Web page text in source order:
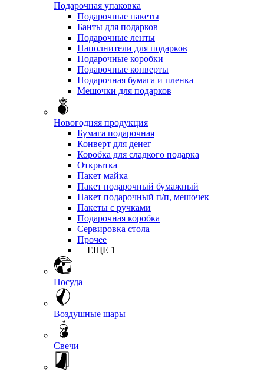
Подарочная упаковка
Подарочные пакеты
Банты для подарков
Подарочные ленты
Наполнители для подарков
Подарочные коробки
Подарочные конверты
Подарочная бумага и пленка
Мешочки для подарков
Новогодняя продукция
Бумага подарочная
Конверт для денег
Коробка для сладкого подарка
Открытка
Пакет майка
Пакет подарочный бумажный
Пакет подарочный п/п, мешочек
Пакеты с ручками
Подарочная коробка
Сервировка стола
Прочее
+ ЕЩЕ 1
Посуда
Воздушные шары
Свечи